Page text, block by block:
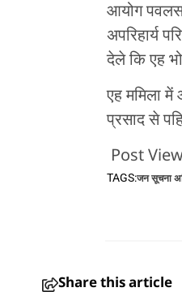
आयोग पवलस
अपरिहार्य
देले कि एह
एह ममिला
प्रसाद से
Post
TAGS:जन सूचना
Share this article